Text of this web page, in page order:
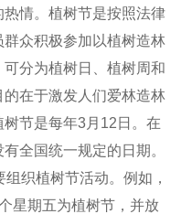
情。植树节是按照法律
众积极参加以植树造林
分为植树日、植树周和
在于激发人们爱林造林
节是每年3月12日。在
全国统一规定的日期。
织植树节活动。例如，
星期五为植树节，并放